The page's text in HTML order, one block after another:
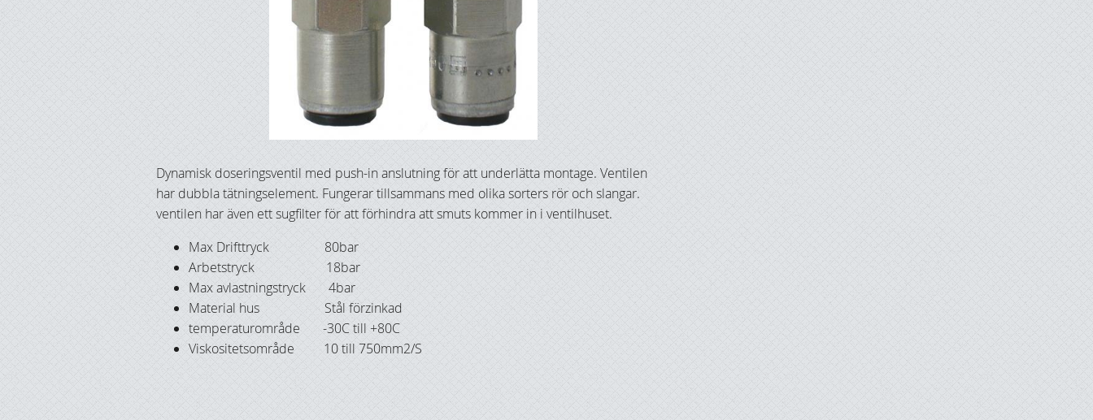
Dynamisk doseringsventil med push-in anslutning för att underlätta montage. Ventilen
har dubbla tätningselement. Fungerar tillsammans med olika sorters rör och slangar.
ventilen har även ett sugfilter för att förhindra att smuts kommer in i ventilhuset.
Max Drifttryck 80bar
Arbetstryck 18bar
Max avlastningstryck 4bar
Material hus Stål förzinkad
temperaturområde -30C till +80C
Viskositetsområde 10 till 750mm2/S